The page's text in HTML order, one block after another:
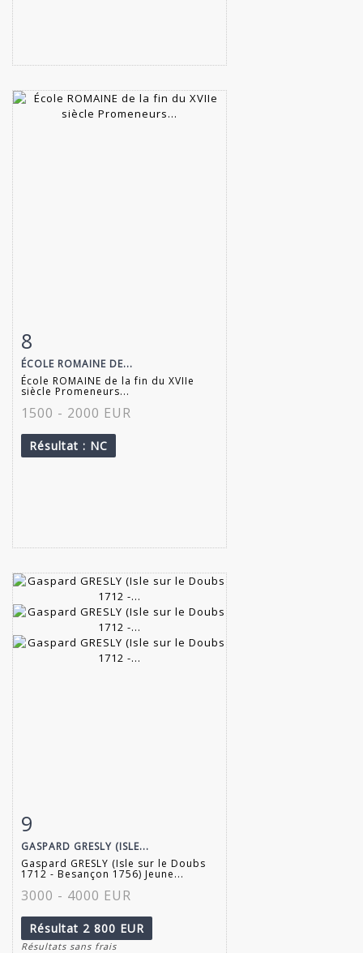
Fiche détaillée
8
ÉCOLE ROMAINE DE...
École ROMAINE de la fin du XVIIe
siècle Promeneurs...
1500 - 2000 EUR
Résultat : NC
Fiche détaillée
9
GASPARD GRESLY (ISLE...
Gaspard GRESLY (Isle sur le Doubs
1712 - Besançon 1756) Jeune...
3000 - 4000 EUR
Résultat 2 800 EUR
Résultats sans frais